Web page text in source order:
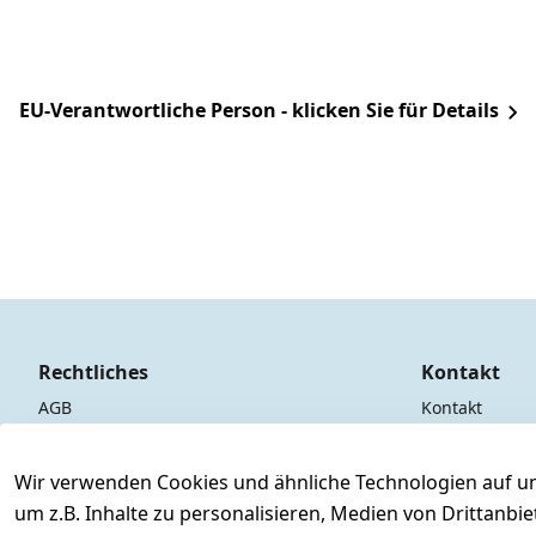
EU-Verantwortliche Person - klicken Sie für Details
Wir verwenden Cookies und ähnliche Technologien auf
um z.B. Inhalte zu personalisieren, Medien von
Rechtliches
AGB
Datenschutzerklärung
Widerrufsrecht
Kontakt
Kontakt